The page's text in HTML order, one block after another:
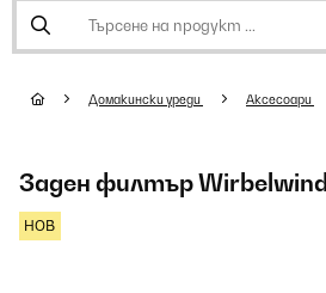
Домакински уреди Аксесоари
Заден филтър Wirbelwind
НОВ